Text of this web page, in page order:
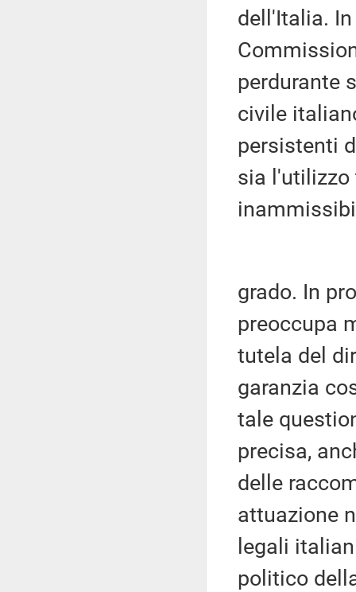
dell'Italia.
perdurante
civile
persistenti
sia
grado. In
preoccupa
tutela del
garanzia
tale
precisa,
delle
attuazione
legali
politico